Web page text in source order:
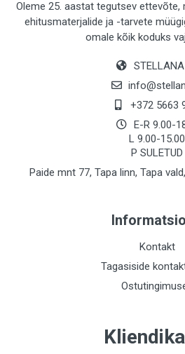
Oleme 25. aastat tegutsev ettevõte,
ehitusmaterjalide ja -tarvete
omale kõik koduks
STELLANA
+372 5663
E-R 9.00-
L 9.00-15.00
P SULETUD
Paide mnt 77, Tapa linn, Tapa
Kontakt
Tagasiside